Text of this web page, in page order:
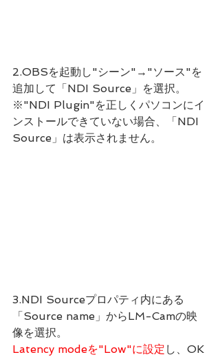
2.OBSを起動し"シーン"→"ソース"を
追加して「NDI Source」を選択。
※"NDI Plugin"を正しくパソコンにイ
ンストールできていない場合、「NDI
Source」は表示されません。
3.NDI Sourceプロパティ内にある
「Source name」からLM-Camの映
像を選択。
Latency modeを"Low"に設定 し、OK